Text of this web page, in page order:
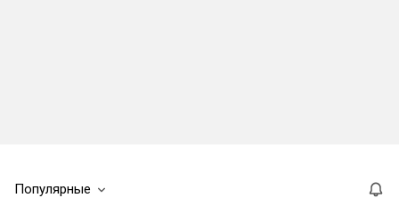
Популярные